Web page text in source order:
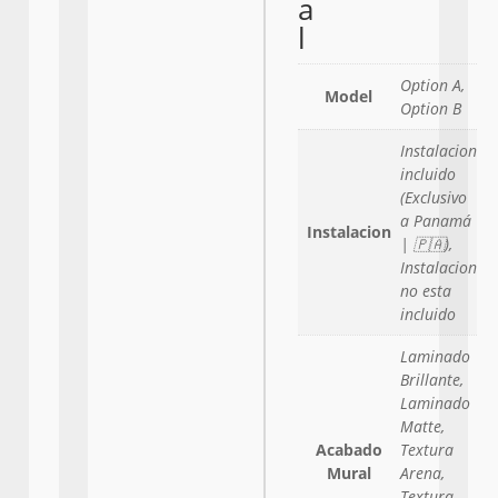
a
l
Model
Option A,
Option B
Instalacion
Instalacion
incluido
(Exclusivo
a Panamá
| 🇵🇦),
Instalacion
no esta
incluido
Acabado
Mural
Laminado
Brillante,
Laminado
Matte,
Textura
Arena,